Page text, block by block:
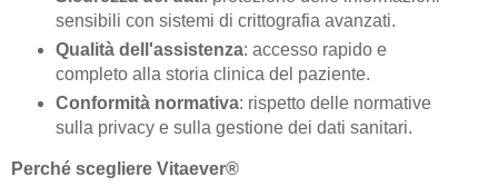
sensibili con sistemi di crittografia avanzati.
Qualità dell'assistenza: accesso rapido e
completo alla storia clinica del paziente.
Conformità normativa: rispetto delle normative
sulla privacy e sulla gestione dei dati sanitari.
Perché scegliere Vitaever®